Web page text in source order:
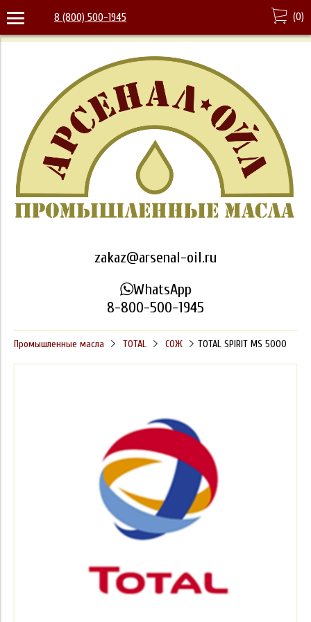
8 (800) 500-1945 (0)
zakaz@arsenal-oil.ru
WhatsApp
8-800-500-1945
Промышленные масла TOTAL СОЖ TOTAL SPIRIT MS 5000